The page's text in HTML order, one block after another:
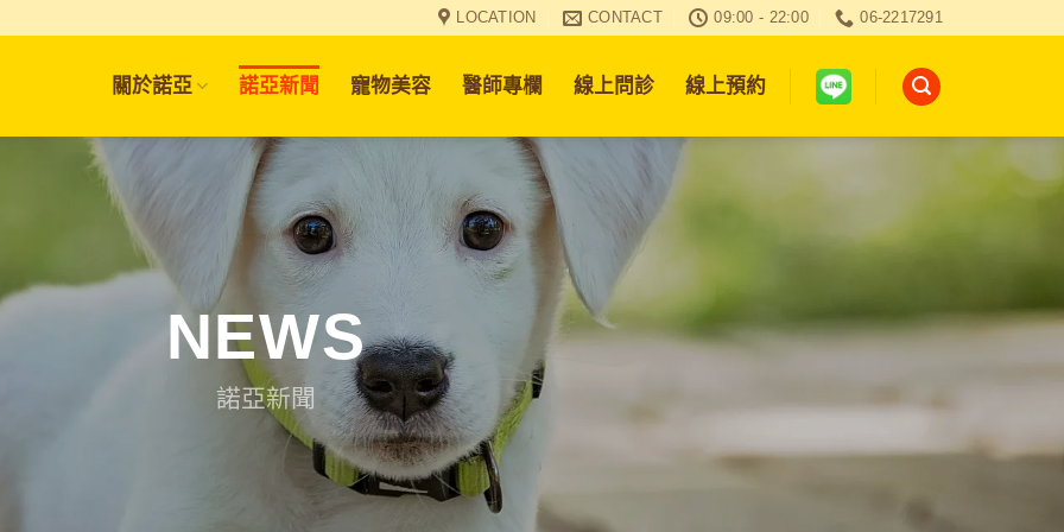
LOCATION CONTACT 09:00 - 22:00 06-2217291
關於諾亞 諾亞新聞 寵物美容 醫師專欄 線上問診 線上預約
NEWS
諾亞新聞